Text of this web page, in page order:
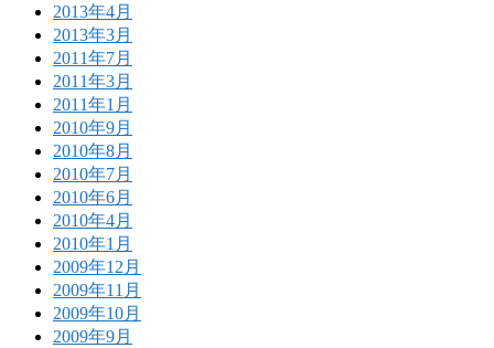
2013年4月
2013年3月
2011年7月
2011年3月
2011年1月
2010年9月
2010年8月
2010年7月
2010年6月
2010年4月
2010年1月
2009年12月
2009年11月
2009年10月
2009年9月